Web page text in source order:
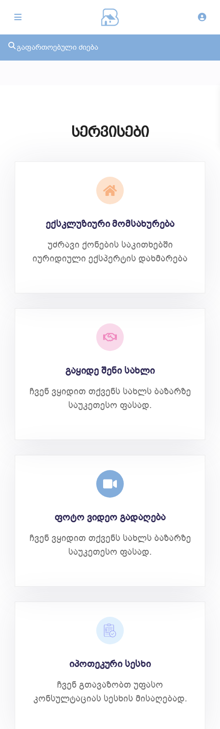
გაფართოებული ძიება
სერვისები
ექსკლუზიური მომსახურება
უძრავი ქონების საკითხებში
იურიდიული ექსპერტის დახმარება
გაყიდე შენი სახლი
ჩვენ ვყიდით თქვენს სახლს ბაზარზე
საუკეთესო ფასად.
ფოტო ვიდეო გადაღება
ჩვენ ვყიდით თქვენს სახლს ბაზარზე
საუკეთესო ფასად.
იპოთეკური სესხი
ჩვენ გთავაზობთ უფასო
კონსულტაციას სესხის მისაღებად.